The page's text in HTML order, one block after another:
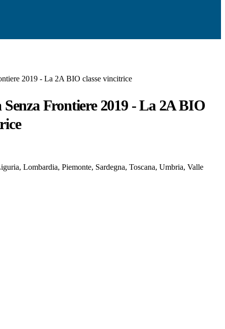
2019 - La 2A BIO classe vincitrice
Frontiere 2019 - La 2A BIO
Lombardia, Piemonte, Sardegna, Toscana, Umbria, Valle